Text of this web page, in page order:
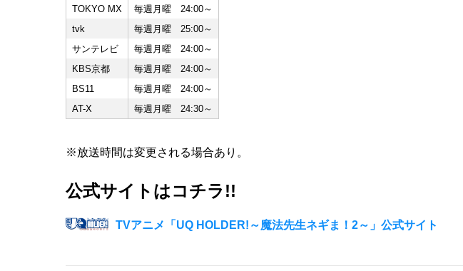
TOKYO MX
毎週月曜 24:00～
tvk
毎週月曜 25:00～
サンテレビ
毎週月曜 24:00～
KBS京都
毎週月曜 24:00～
BS11
毎週月曜 24:00～
AT-X
毎週月曜 24:30～
※放送時間は変更される場合あり。
公式サイトはコチラ!!
TVアニメ「UQ HOLDER!～魔法先生ネギま！2～」公式サイト